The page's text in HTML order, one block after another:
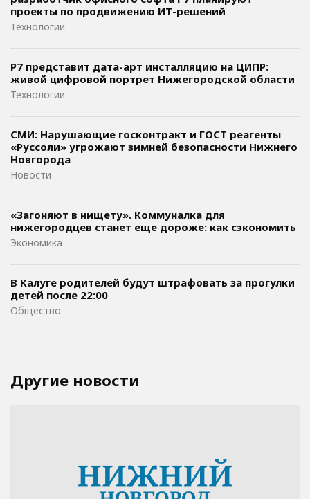
проекты по продвижению ИТ-решений
Технологии
Р7 представит дата-арт инсталляцию на ЦИПР:
живой цифровой портрет Нижегородской области
Технологии
СМИ: Нарушающие госконтракт и ГОСТ реагенты
«Руссоли» угрожают зимней безопасности Нижнего
Новгорода
Новости
«Загоняют в нищету». Коммуналка для
нижегородцев станет еще дороже: как сэкономить
Экономика
В Калуге родителей будут штрафовать за прогулки
детей после 22:00
Общество
Другие новости